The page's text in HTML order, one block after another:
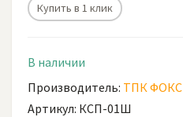
Купить в 1 клик
В наличии
Производитель: ТПК ФОКС
Артикул: КСП-01Ш